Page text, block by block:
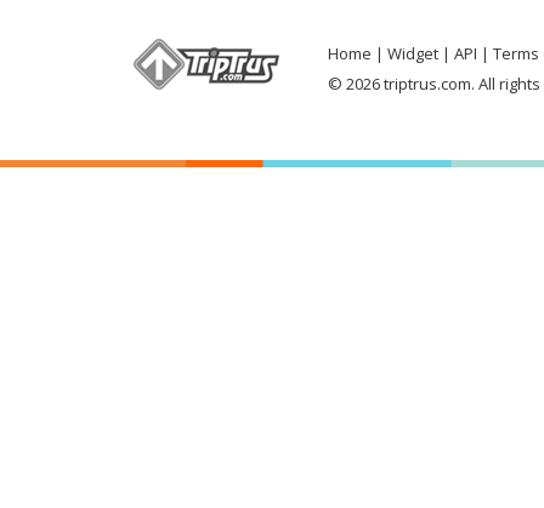
Home Widget API
Terms
© 2026 triptrus.com. All